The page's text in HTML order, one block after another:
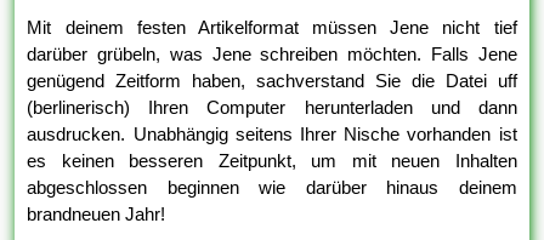
Mit deinem festen Artikelformat müssen Jene nicht tief
darüber grübeln, was Jene schreiben möchten. Falls Jene
genügend Zeitform haben, sachverstand Sie die Datei uff
(berlinerisch) Ihren Computer herunterladen und dann
ausdrucken. Unabhängig seitens Ihrer Nische vorhanden ist
es keinen besseren Zeitpunkt, um mit neuen Inhalten
abgeschlossen beginnen wie darüber hinaus deinem
brandneuen Jahr!